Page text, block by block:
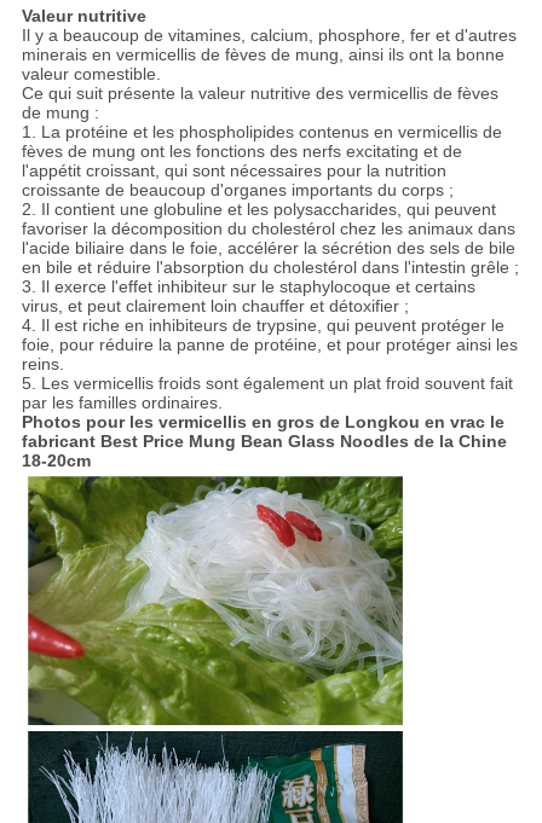
Valeur nutritive
Il y a beaucoup de vitamines, calcium, phosphore, fer et d'autres
minerais en vermicellis de fèves de mung, ainsi ils ont la bonne
valeur comestible.
Ce qui suit présente la valeur nutritive des vermicellis de fèves
de mung :
1. La protéine et les phospholipides contenus en vermicellis de
fèves de mung ont les fonctions des nerfs excitating et de
l'appétit croissant, qui sont nécessaires pour la nutrition
croissante de beaucoup d'organes importants du corps ;
2. Il contient une globuline et les polysaccharides, qui peuvent
favoriser la décomposition du cholestérol chez les animaux dans
l'acide biliaire dans le foie, accélérer la sécrétion des sels de bile
en bile et réduire l'absorption du cholestérol dans l'intestin grêle ;
3. Il exerce l'effet inhibiteur sur le staphylocoque et certains
virus, et peut clairement loin chauffer et détoxifier ;
4. Il est riche en inhibiteurs de trypsine, qui peuvent protéger le
foie, pour réduire la panne de protéine, et pour protéger ainsi les
reins.
5. Les vermicellis froids sont également un plat froid souvent fait
par les familles ordinaires.
Photos pour les vermicellis en gros de Longkou en vrac le
fabricant Best Price Mung Bean Glass Noodles de la Chine
18-20cm